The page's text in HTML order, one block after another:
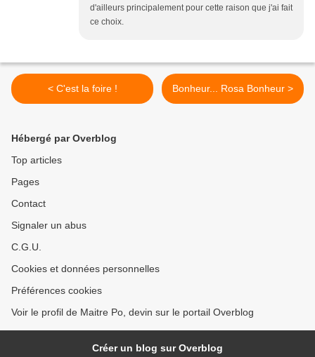
d'ailleurs principalement pour cette raison que j'ai fait
ce choix.
< C'est la foire ! Bonheur... Rosa Bonheur >
Hébergé par Overblog
Top articles
Pages
Contact
Signaler un abus
C.G.U.
Cookies et données personnelles
Préférences cookies
Voir le profil de Maitre Po, devin sur le portail Overblog
Créer un blog sur Overblog